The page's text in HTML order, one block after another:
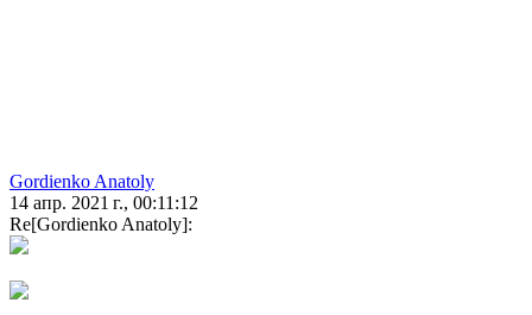
Gordienko Anatoly
14 апр. 2021 г., 00:11:12
Re[Gordienko Anatoly]: